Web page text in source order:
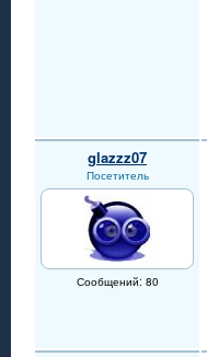
glazzz07
Посетитель
Сообщений: 80